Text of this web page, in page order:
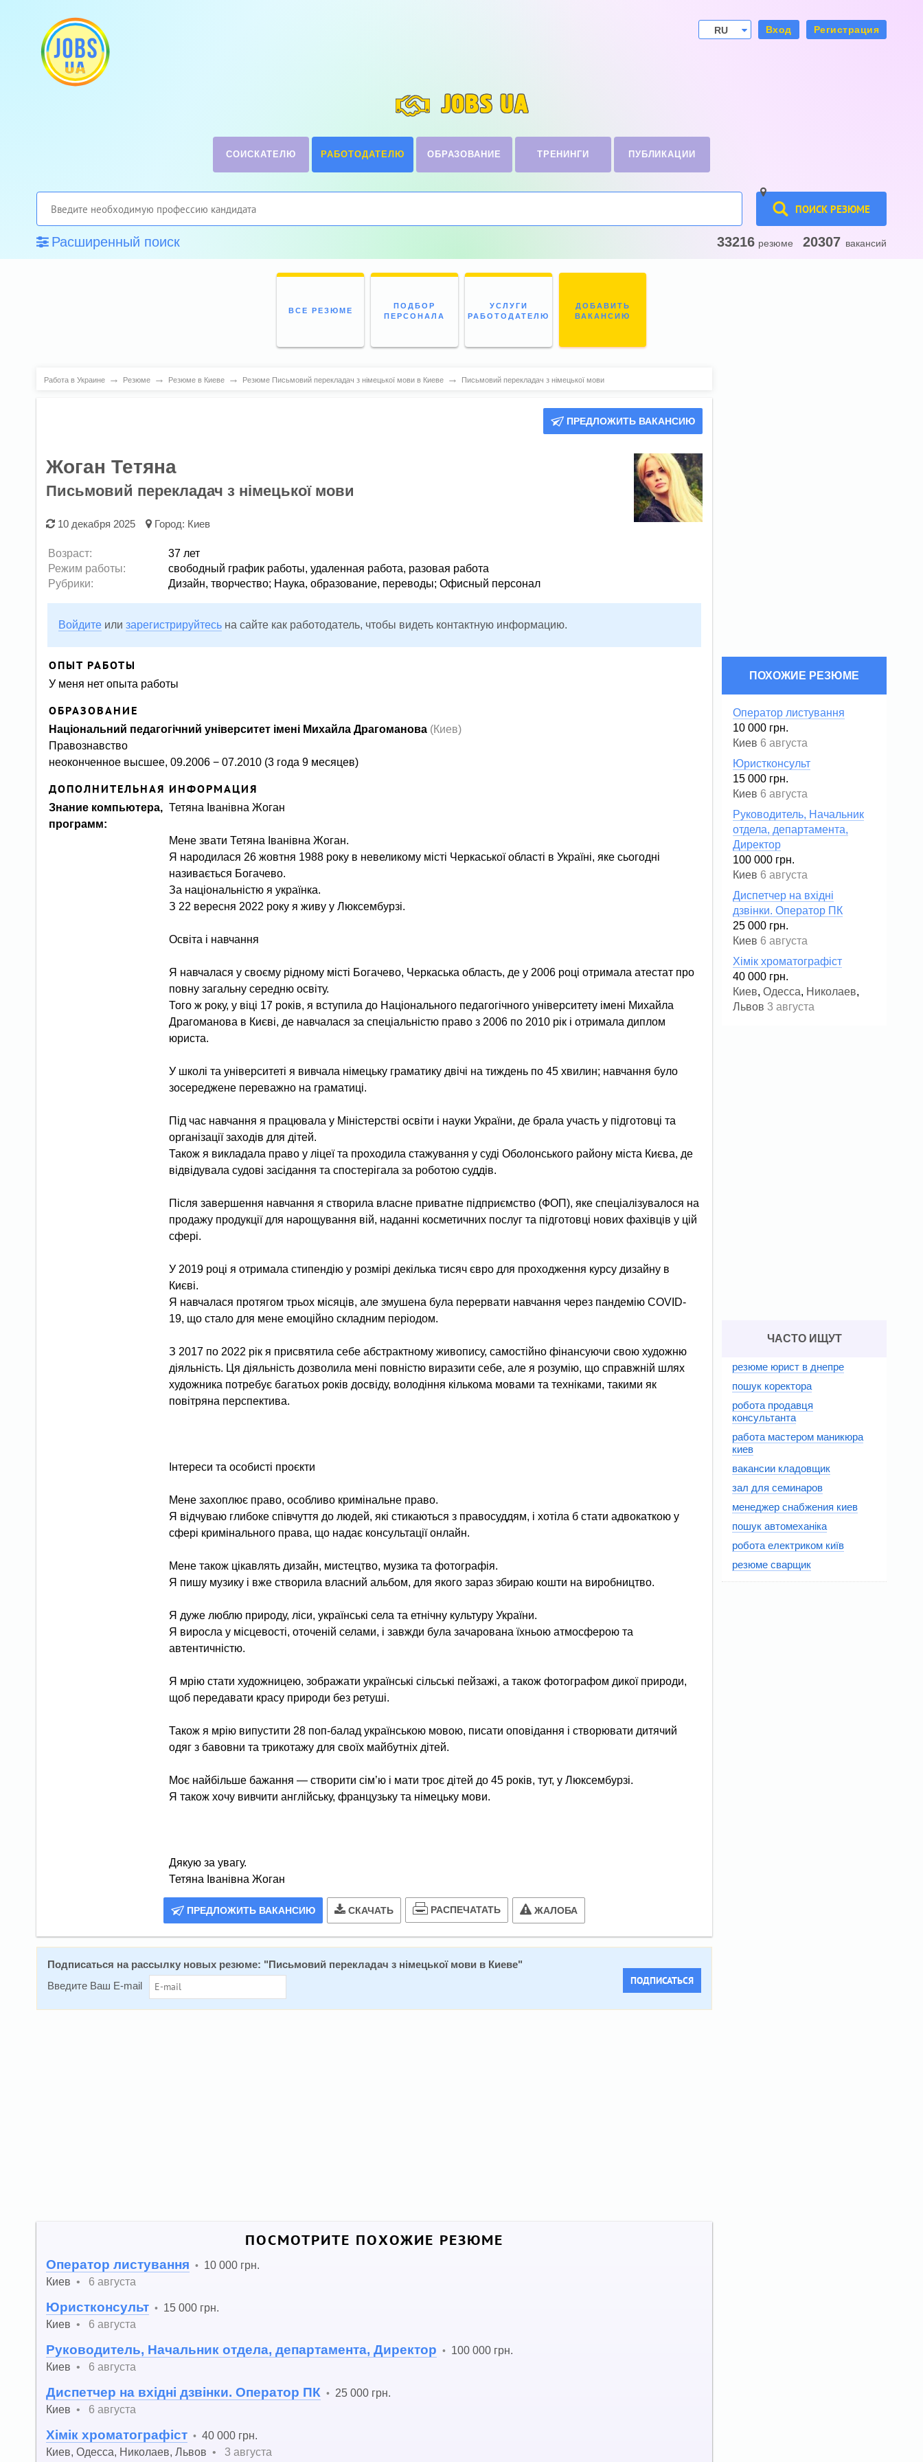
RU
Вход Регистрация
JOBS UA
СОИСКАТЕЛЮ РАБОТОДАТЕЛЮ ОБРАЗОВАНИЕ ТРЕНИНГИ ПУБЛИКАЦИИ
ПОИСК РЕЗЮМЕ
Расширенный поиск 33216 резюме 20307 вакансий
ВСЕ РЕЗЮМЕ
ПОДБОР
ПЕРСОНАЛА
УСЛУГИ
РАБОТОДАТЕЛЮ
ДОБАВИТЬ
ВАКАНСИЮ
Работа в Украине → Резюме → Резюме в Киеве → Резюме Письмовий перекладач з німецької мови в Киеве → Письмовий перекладач з німецької мови
ПРЕДЛОЖИТЬ ВАКАНСИЮ
Жоган Тетяна
Письмовий перекладач з німецької мови
10 декабря 2025 Город: Киев
Возраст:
37 лет
Режим работы:
свободный график работы, удаленная работа, разовая работа
Рубрики:
Дизайн, творчество; Наука, образование, переводы; Офисный персонал
Войдите или зарегистрируйтесь на сайте как работодатель, чтобы видеть контактную информацию.
ОПЫТ РАБОТЫ
У меня нет опыта работы
ОБРАЗОВАНИЕ
Національний педагогічний університет імені Михайла Драгоманова(Киев)
Правознавство
неоконченное высшее, 09.2006 − 07.2010 (3 года 9 месяцев)
ДОПОЛНИТЕЛЬНАЯ ИНФОРМАЦИЯ
Знание компьютера,
программ:
Тетяна Іванівна Жоган
Мене звати Тетяна Іванівна Жоган.
Я народилася 26 жовтня 1988 року в невеликому місті Черкаської області в Україні, яке сьогодні
називається Богачево.
За національністю я українка.
З 22 вересня 2022 року я живу у Люксембурзі.
Освіта і навчання
Я навчалася у своєму рідному місті Богачево, Черкаська область, де у 2006 році отримала атестат про
повну загальну середню освіту.
Того ж року, у віці 17 років, я вступила до Національного педагогічного університету імені Михайла
Драгоманова в Києві, де навчалася за спеціальністю право з 2006 по 2010 рік і отримала диплом
юриста.
У школі та університеті я вивчала німецьку граматику двічі на тиждень по 45 хвилин; навчання було
зосереджене переважно на граматиці.
Під час навчання я працювала у Міністерстві освіти і науки України, де брала участь у підготовці та
організації заходів для дітей.
Також я викладала право у ліцеї та проходила стажування у суді Оболонського району міста Києва, де
відвідувала судові засідання та спостерігала за роботою суддів.
Після завершення навчання я створила власне приватне підприємство (ФОП), яке спеціалізувалося на
продажу продукції для нарощування вій, наданні косметичних послуг та підготовці нових фахівців у цій
сфері.
У 2019 році я отримала стипендію у розмірі декілька тисяч євро для проходження курсу дизайну в
Києві.
Я навчалася протягом трьох місяців, але змушена була перервати навчання через пандемію COVID-
19, що стало для мене емоційно складним періодом.
З 2017 по 2022 рік я присвятила себе абстрактному живопису, самостійно фінансуючи свою художню
діяльність. Ця діяльність дозволила мені повністю виразити себе, але я розумію, що справжній шлях
художника потребує багатьох років досвіду, володіння кількома мовами та техніками, такими як
повітряна перспектива.
Інтереси та особисті проєкти
Мене захоплює право, особливо кримінальне право.
Я відчуваю глибоке співчуття до людей, які стикаються з правосуддям, і хотіла б стати адвокаткою у
сфері кримінального права, що надає консультації онлайн.
Мене також цікавлять дизайн, мистецтво, музика та фотографія.
Я пишу музику і вже створила власний альбом, для якого зараз збираю кошти на виробництво.
Я дуже люблю природу, ліси, українські села та етнічну культуру України.
Я виросла у місцевості, оточеній селами, і завжди була зачарована їхньою атмосферою та
автентичністю.
Я мрію стати художницею, зображати українські сільські пейзажі, а також фотографом дикої природи,
щоб передавати красу природи без ретуші.
Також я мрію випустити 28 поп-балад українською мовою, писати оповідання і створювати дитячий
одяг з бавовни та трикотажу для своїх майбутніх дітей.
Моє найбільше бажання — створити сім’ю і мати троє дітей до 45 років, тут, у Люксембурзі.
Я також хочу вивчити англійську, французьку та німецьку мови.
Дякую за увагу.
ПРЕДЛОЖИТЬ ВАКАНСИЮ СКАЧАТЬ РАСПЕЧАТАТЬ ЖАЛОБА
Подписаться на рассылку новых резюме: "Письмовий перекладач з німецької мови в Киеве"
Введите Ваш E-mail
ПОДПИСАТЬСЯ
ПОСМОТРИТЕ ПОХОЖИЕ РЕЗЮМЕ
Оператор листування • 10 000 грн.
Киев • 6 августа
Юристконсульт • 15 000 грн.
Киев • 6 августа
Руководитель, Начальник отдела, департамента, Директор • 100 000 грн.
Киев • 6 августа
Диспетчер на вхідні дзвінки. Оператор ПК • 25 000 грн.
Киев • 6 августа
Хімік хроматографіст • 40 000 грн.
Киев Одесса Николаев Львов • 3 августа
ПОХОЖИЕ РЕЗЮМЕ
Оператор листування
10 000 грн.
Киев 6 августа
Юристконсульт
15 000 грн.
Киев 6 августа
Руководитель, Начальник
отдела, департамента,
Директор
100 000 грн.
Киев 6 августа
Диспетчер на вхідні
дзвінки. Оператор ПК
25 000 грн.
Киев 6 августа
Хімік хроматографіст
40 000 грн.
Киев, Одесса, Николаев,
Львов 3 августа
ЧАСТО ИЩУТ
резюме юрист в днепре
пошук коректора
робота продавця
консультанта
работа мастером маникюра
киев
вакансии кладовщик
зал для семинаров
менеджер снабжения киев
пошук автомеханіка
робота електриком київ
резюме сварщик